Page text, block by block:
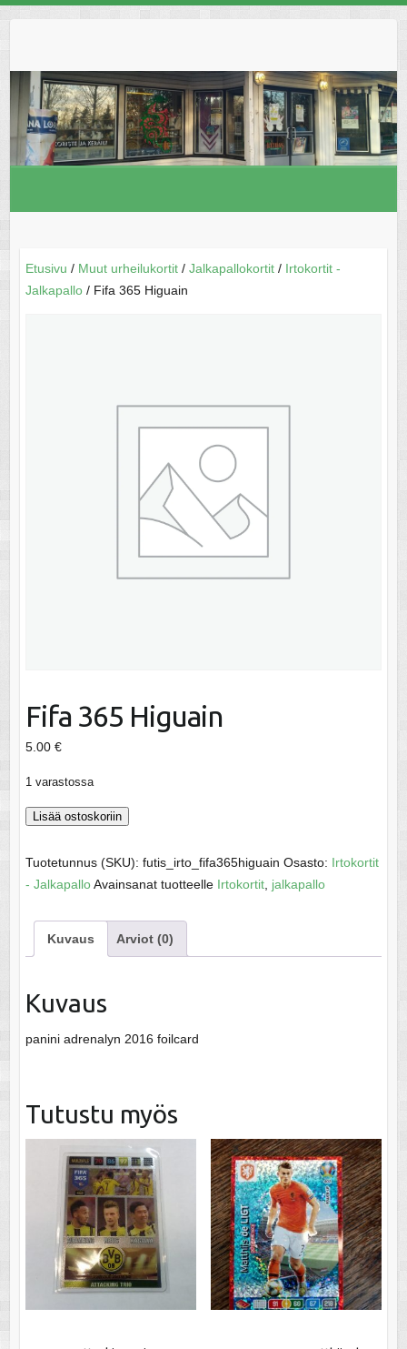
Etusivu / Muut urheilukortit/ Jalkapallokortit/ Irtokortit -
Jalkapallo/ Fifa 365 Higuain
Fifa 365 Higuain
5.00 €
1 varastossa
Fifa
Higuain
määrä
Lisää ostoskoriin
Tuotetunnus (SKU): futis_irto_fifa365higuain Osasto: Irtokortit
- JalkapalloAvainsanat tuotteelle Irtokortit, jalkapallo
Kuvaus Arviot (0)
Kuvaus
panini adrenalyn 2016 foilcard
Tutustu myös